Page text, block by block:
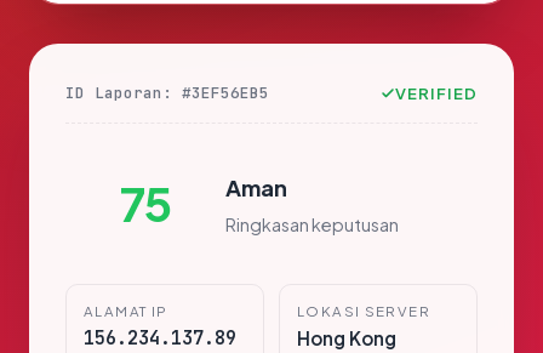
ID Laporan: #3EF56EB5 VERIFIED
75 Aman
Ringkasan keputusan
ALAMAT IP
156.234.137.89
LOKASI SERVER
Hong Kong